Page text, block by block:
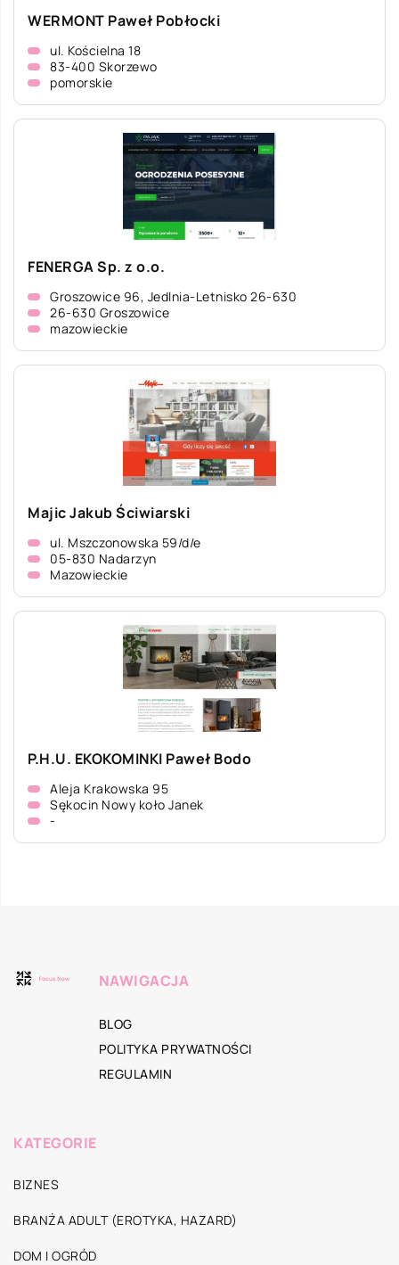
WERMONT Paweł Pobłocki
ul. Kościelna 18
83-400 Skorzewo
pomorskie
FENERGA Sp. z o.o.
Groszowice 96, Jedlnia-Letnisko 26-630
26-630 Groszowice
mazowieckie
Majic Jakub Ściwiarski
ul. Mszczonowska 59/d/e
05-830 Nadarzyn
Mazowieckie
P.H.U. EKOKOMINKI Paweł Bodo
Aleja Krakowska 95
Sękocin Nowy koło Janek
-
NAWIGACJA
BLOG
POLITYKA PRYWATNOŚCI
REGULAMIN
KATEGORIE
BIZNES
BRANŻA ADULT (EROTYKA, HAZARD)
DOM I OGRÓD